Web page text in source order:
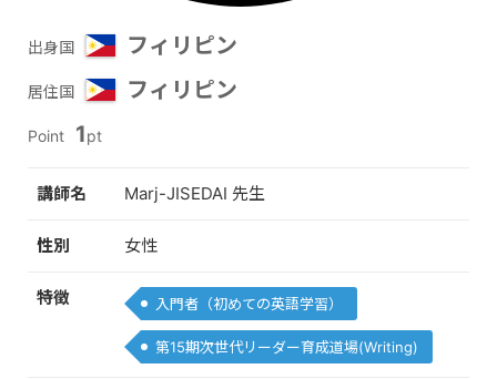
出身国 フィリピン
居住国 フィリピン
Point 1pt
講師名 Marj-JISEDAI 先生
性別 女性
特徴 入門者（初めての英語学習）
第15期次世代リーダー育成道場(Writing)